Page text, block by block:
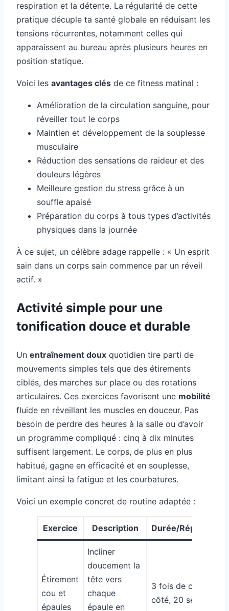
respiration et la détente. La régularité de cette
pratique décuple ta santé globale en réduisant les
tensions récurrentes, notamment celles qui
apparaissent au bureau après plusieurs heures en
position statique.
Voici les avantages clés de ce fitness matinal :
Amélioration de la circulation sanguine, pour
réveiller tout le corps
Maintien et développement de la souplesse
musculaire
Réduction des sensations de raideur et des
douleurs légères
Meilleure gestion du stress grâce à un
souffle apaisé
Préparation du corps à tous types d’activités
physiques dans la journée
À ce sujet, un célèbre adage rappelle : « Un esprit
sain dans un corps sain commence par un réveil
actif. »
Activité simple pour une
tonification douce et durable
Un entraînement doux quotidien tire parti de
mouvements simples tels que des étirements
ciblés, des marches sur place ou des rotations
articulaires. Ces exercices favorisent une mobilité
fluide en réveillant les muscles en douceur. Pas
besoin de perdre des heures à la salle ou d’avoir
un programme compliqué : cinq à dix minutes
suffisent largement. Le corps, de plus en plus
habitué, gagne en efficacité et en souplesse,
limitant ainsi la fatigue et les courbatures.
Voici un exemple concret de routine adaptée :
Exercice Description Durée/Répétitions
Étirement
cou et
épaules
Incliner
doucement la
tête vers
chaque
épaule en
3 fois de chaque
côté, 20 secondes